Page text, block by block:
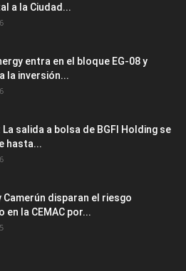
a la Ciudad...
entra en el bloque EG-08 y
la inversión...
La salida a bolsa de BGFI Holding se
hasta...
Camerún disparan el riesgo
en la CEMAC por...